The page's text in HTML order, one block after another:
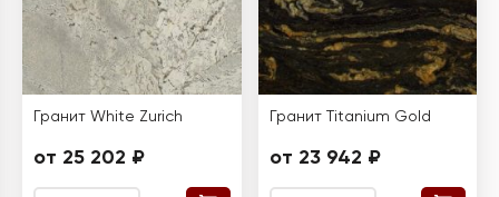
Гранит White Zurich
от 25 202 ₽
Гранит Titanium Gold
от 23 942 ₽